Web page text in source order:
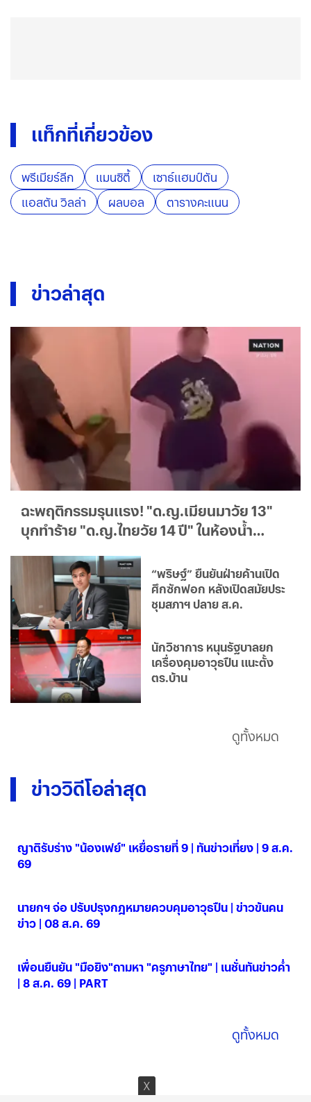
แท็กที่เกี่ยวข้อง
พรีเมียร์ลีก แมนซิตี้
เซาธ์แฮมป์ตัน
แอสตัน วิลล่า
ผลบอล ตารางคะแนน
ข่าวล่าสุด
ฉะพฤติกรรมรุนแรง! "ด.ญ.เมียนมาวัย 13"
บุกทำร้าย "ด.ญ.ไทยวัย 14 ปี" ในห้องน้ำ
“พริษฐ์” ยืนยันฝ่ายค้านเปิด
ศึกซักฟอก หลังเปิดสมัยประ
ชุมสภาฯ ปลาย ส.ค.
นักวิชาการ หนุนรัฐบาลยก
เครื่องคุมอาวุธปืน แนะตั้ง
ตร.บ้าน
ดูทั้งหมด
ข่าววิดีโอล่าสุด
ญาติรับร่าง "น้องเฟย์" เหยื่อรายที่ 9 | ทันข่าวเที่ยง | 9 ส.ค.
69
นายกฯ จ่อ ปรับปรุงกฎหมายควบคุมอาวุธปืน | ข่าวข้นคน
ข่าว | 08 ส.ค. 69
เพื่อนยืนยัน "มือยิง"ถามหา "ครูภาษาไทย" | เนชั่นทันข่าวค่ำ
| 8 ส.ค. 69 | PART
ดูทั้งหมด